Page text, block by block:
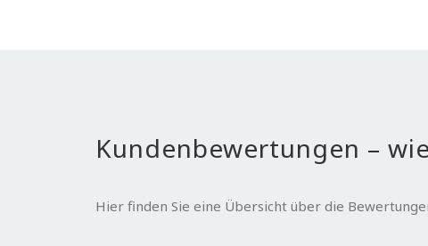
Kundenbewertungen –
Hier finden Sie eine Übersicht über die